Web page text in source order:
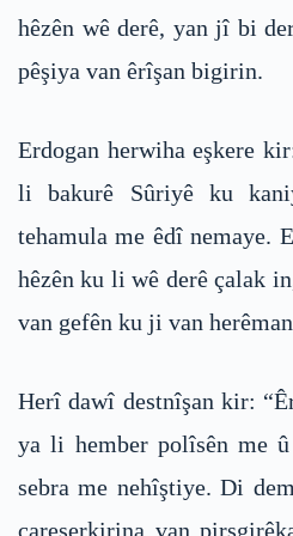
hêzên wê derê, yan jî bi
pêşiya van êrîşan bigirin.
Erdogan herwiha eşkere
li bakurê Sûriyê ku
tehamula me êdî nemaye.
hêzên ku li wê derê çalak
van gefên ku ji van
Herî dawî destnîşan kir:
ya li hember polîsên me
sebra me nehîştiye. Di
çareserkirina van